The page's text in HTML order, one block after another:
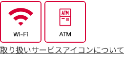
7/25～全力プライス8月号
取り扱いサービスアイコンについて